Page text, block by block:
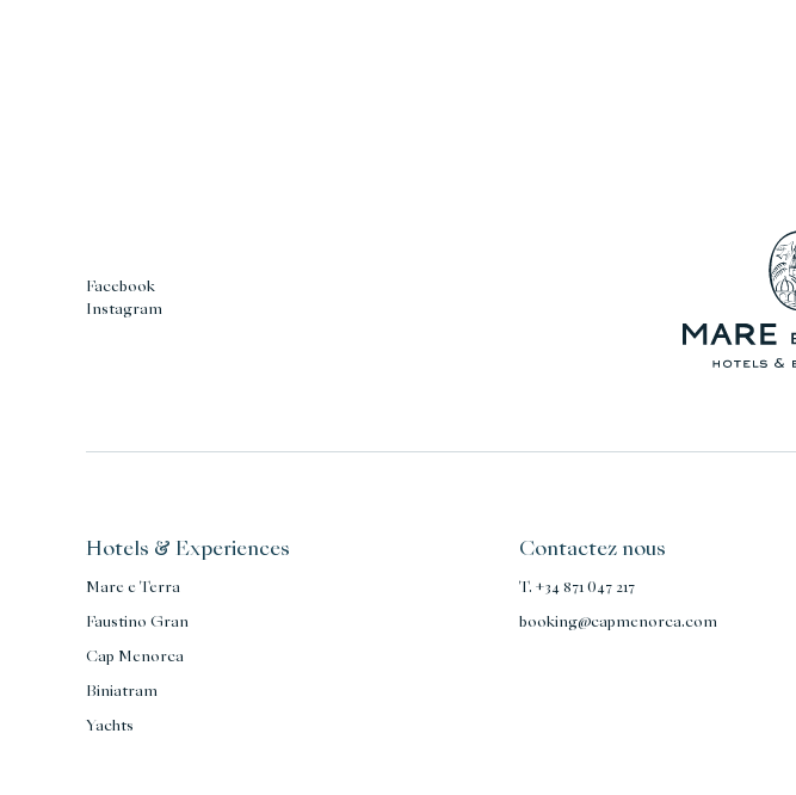
Facebook
Instagram
Hotels & Experiences
Mare e Terra
Faustino Gran
Cap Menorca
Biniatram
Yachts
Contactez nous
T. +34 871 047 217
booking@capmenorca.com